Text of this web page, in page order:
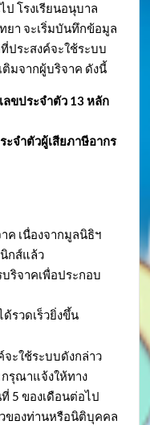
โรงเรียนอนุบาล
ยา จะเริ่มบันทึกข้อมูล
ประสงค์จะใช้ระบบ
ติมจากผู้บริจาค ดังนี้
ลขประจำตัว 13 หลัก
จำตัวผู้เสียภาษีอากร
ค เนื่องจากมูลนิธิฯ
กส์แล้ว
ริจาคเพื่อประกอบ
รวดเร็วยิ่งขึ้น
ะใช้ระบบดังกล่าว
รุณาแจ้งให้ทาง
5 ของเดือนต่อไป
ของท่านหรือนิติบุคคล